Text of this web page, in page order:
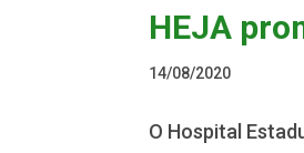
HEJA
14/08/2020
O Hospital